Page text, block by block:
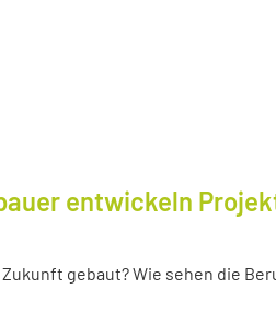
entwickeln
gebaut? Wie sehen die